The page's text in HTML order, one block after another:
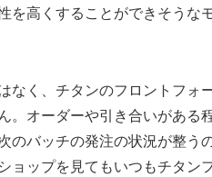
高くすることができそうな
く、チタンのフロントフォ
オーダーや引き合いがある
バッチの発注の状況が整う
ップを見てもいつもチタン